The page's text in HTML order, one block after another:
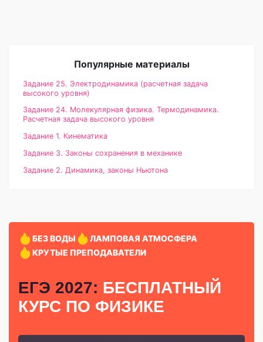
Популярные материалы
Задание 25. Электродинамика (расчетная задача
высокого уровня)
Задание 24. Молекулярная физика. Термодинамика.
Расчетная задача высокого уровня
Задание 1. Кинематика
Задание 3. Законы сохранения в механике
Задание 2. Динамика, законы Ньютона
БЕЗ ВОДЫ
ЛАМПОВАЯ АТМОСФЕРА
КРУТЫЕ ПРЕПОДАВАТЕЛИ
ЕГЭ 2027: БЕСПЛАТНЫЙ
КУРС ПО ФИЗИКЕ